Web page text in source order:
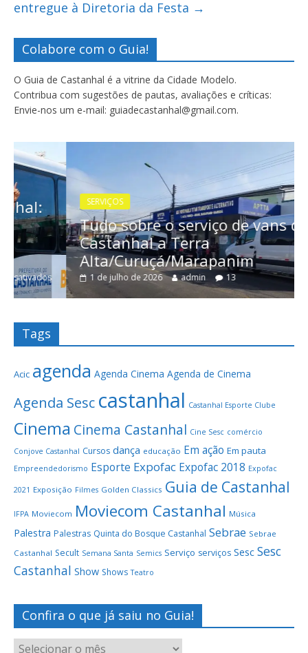
entregue à Diretoria da Festa →
Colabore com o Guia!
O Guia de Castanhal é a vitrine da Cidade Modelo.
Contribua com sugestões de pautas, avaliações e críticas:
Envie-nos um e-mail: guiadecastanhal@gmail.com.
SERVIÇOS
Tudo sobre o serviço de vans de
Castanhal a Terra
Alta/Curuçá/Marapanim
1 de julho de 2026 admin 13
Tags
Acic agenda Agenda Cinema Agenda de Cinema
Agenda Sesc castanhal Castanhal Esporte Clube
Cinema Cinema Castanhal Cine Sesc comércio
Conjove Castanhal Cursos dança educação Em ação Em pauta
Empreendedorismo Esporte Expofac Expofac 2018 Expofac
2021 Exposição Filmes Golden Classics Guia de Castanhal
IFPA Moviecom Moviecom Castanhal Música
Palestra Palestras Quinta do Bosque Castanhal Sebrae Sebrae
Castanhal Secult Semana Santa Semics Serviço serviços Sesc Sesc
Castanhal Show Shows Teatro
Confira o que já saiu no Guia!